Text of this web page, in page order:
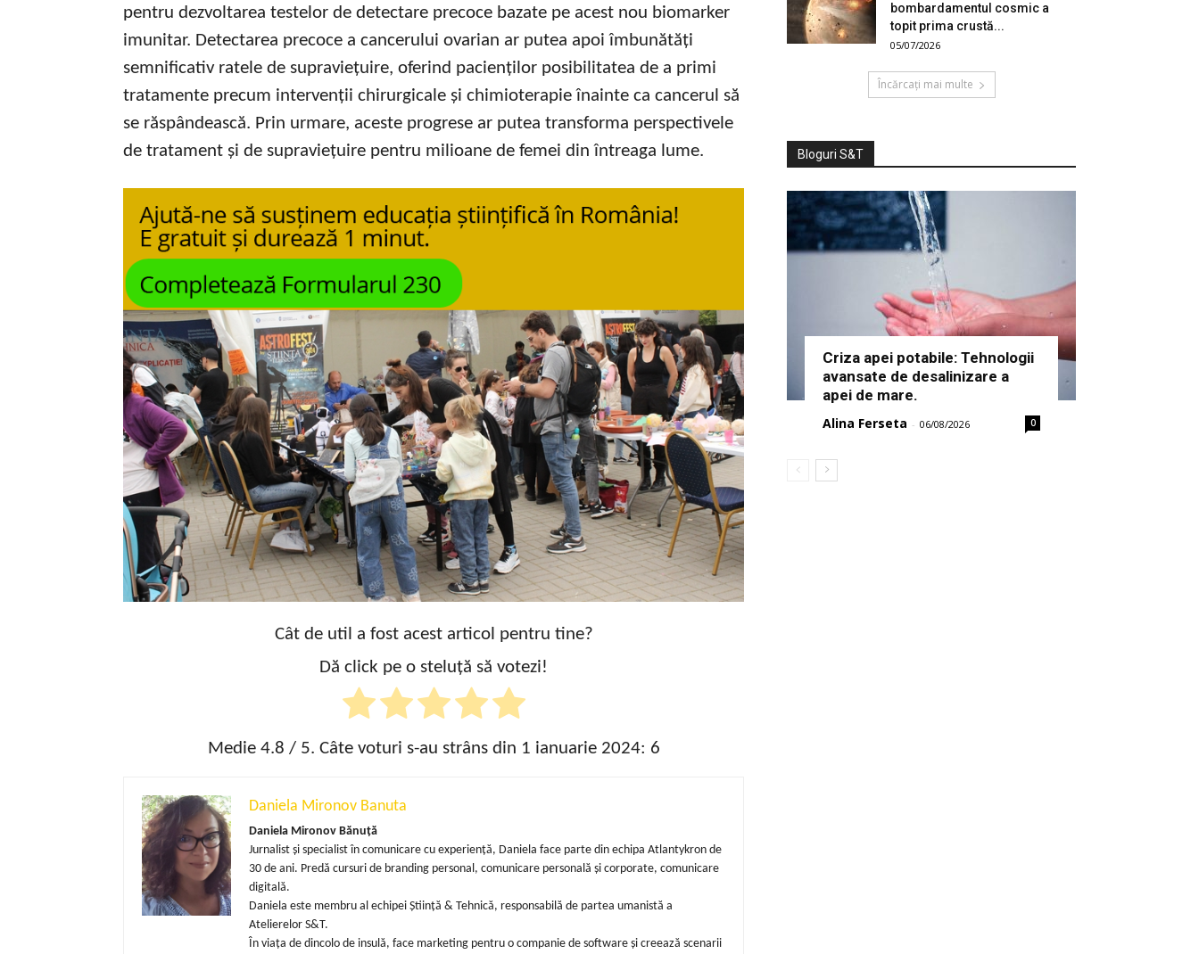
pentru dezvoltarea testelor de detectare precoce bazate pe acest nou biomarker
imunitar. Detectarea precoce a cancerului ovarian ar putea apoi îmbunătăți
semnificativ ratele de supraviețuire, oferind pacienților posibilitatea de a primi
tratamente precum intervenții chirurgicale și chimioterapie înainte ca cancerul să
se răspândească. Prin urmare, aceste progrese ar putea transforma perspectivele
de tratament și de supraviețuire pentru milioane de femei din întreaga lume.
Cât de util a fost acest articol pentru tine?
Dă click pe o steluță să votezi!
Medie 4.8 / 5. Câte voturi s-au strâns din 1 ianuarie 2024: 6
Daniela Mironov Banuta
Daniela Mironov Bănuță
Jurnalist și specialist în comunicare cu experiență, Daniela face parte din echipa Atlantykron de
30 de ani. Predă cursuri de branding personal, comunicare personală și corporate, comunicare
digitală.
Daniela este membru al echipei Știință & Tehnică, responsabilă de partea umanistă a
Atelierelor S&T.
În viața de dincolo de insulă, face marketing pentru o companie de software și creează scenarii
bombardamentul cosmic a
topit prima crustă...
05/07/2026
Încărcați mai multe
Bloguri S&T
Criza apei potabile: Tehnologii
avansate de desalinizare a
apei de mare.
Alina Ferseta - 06/08/2026 0